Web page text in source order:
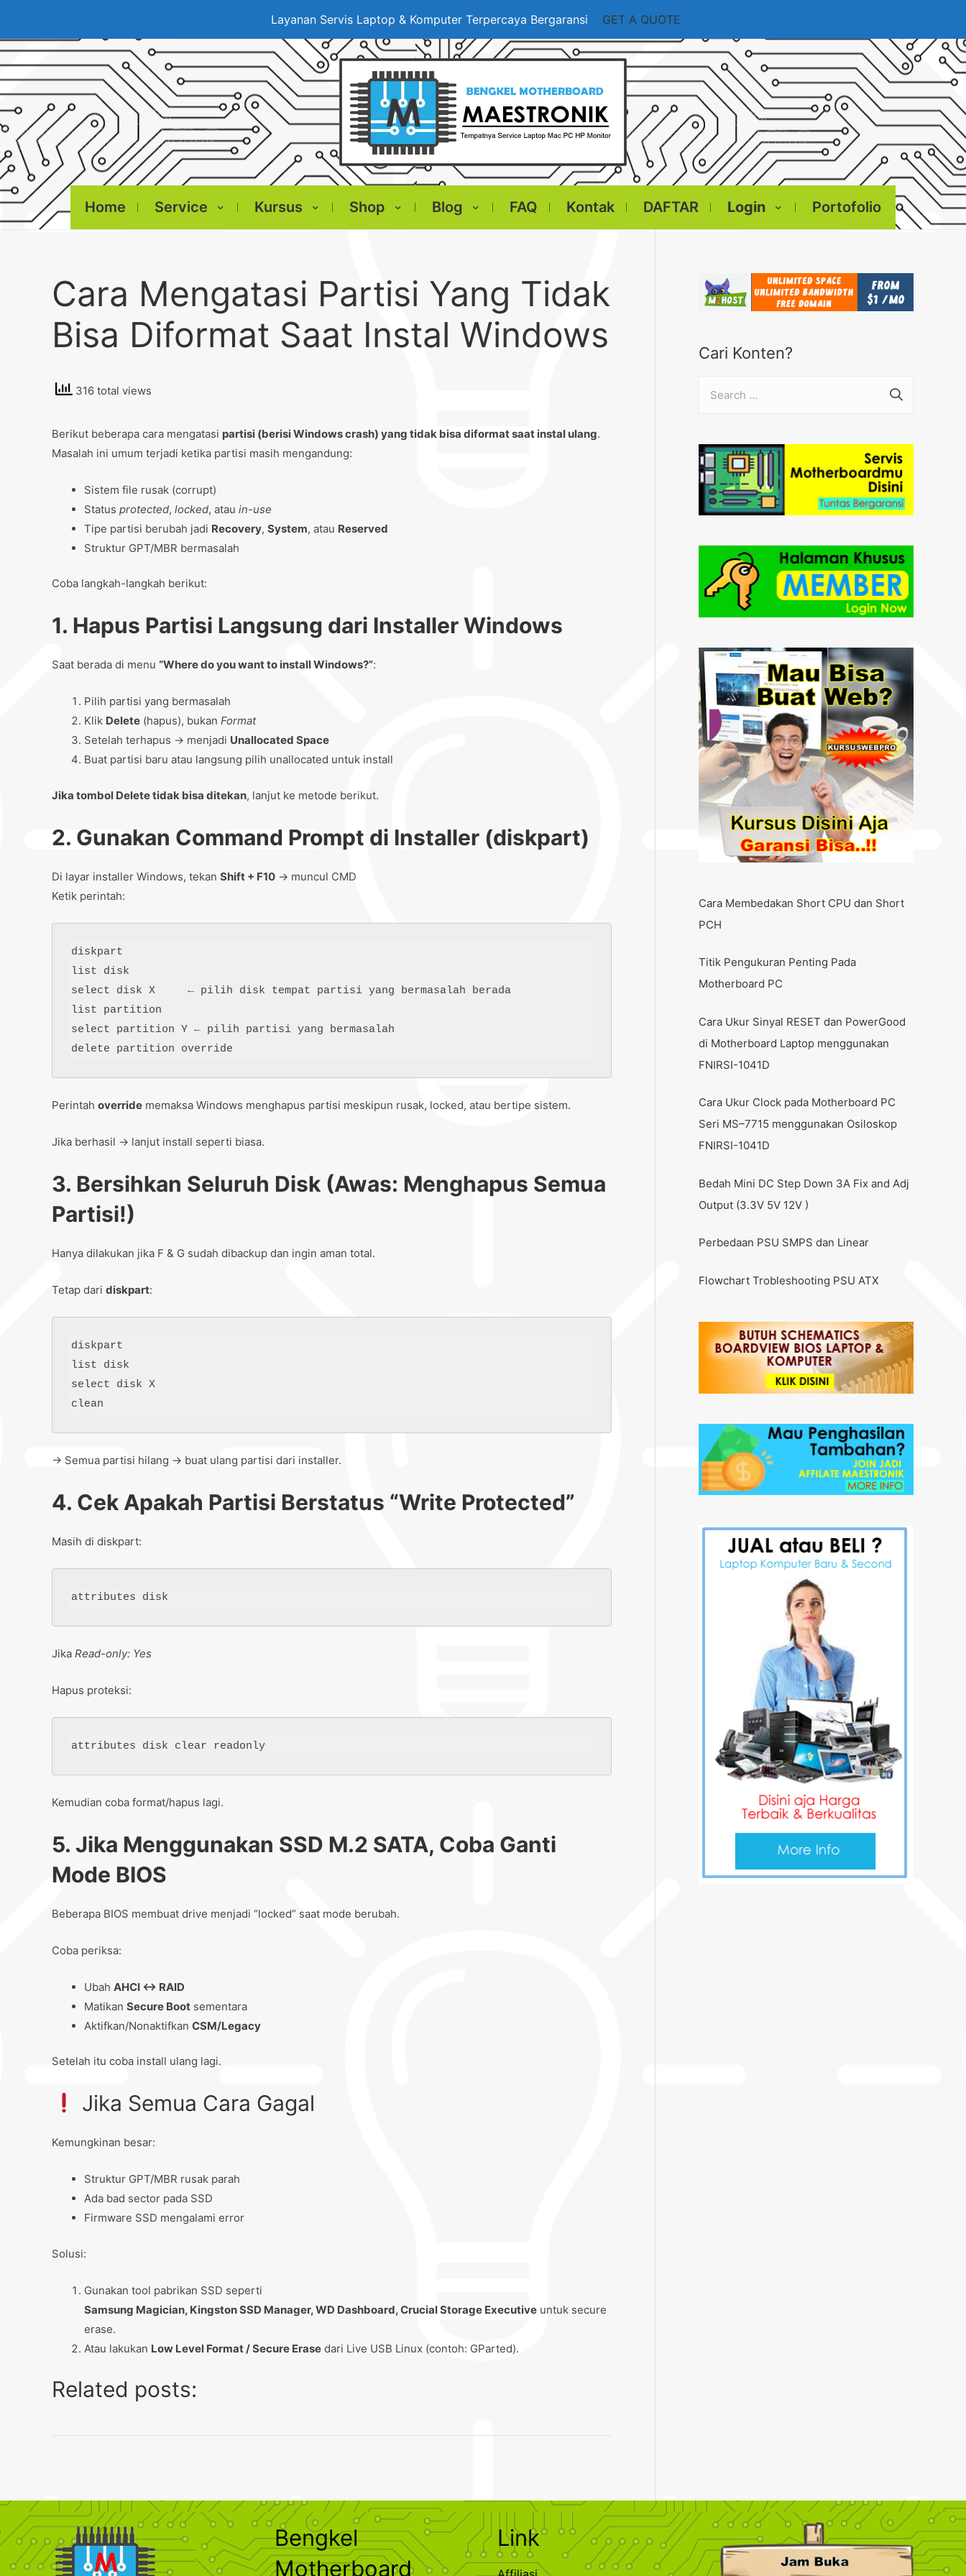
Layanan Servis Laptop & Komputer Terpercaya Bergaransi GET A QUOTE
Home Service Kursus Shop Blog FAQ Kontak DAFTAR Login Portofolio
Cara Mengatasi Partisi Yang Tidak
Bisa Diformat Saat Instal Windows
316 total views
Berikut beberapa cara mengatasi partisi (berisi Windows crash) yang tidak bisa diformat saat instal ulang.
Masalah ini umum terjadi ketika partisi masih mengandung:
Sistem file rusak (corrupt)
Status protected, locked, atau in-use
Tipe partisi berubah jadi Recovery, System, atau Reserved
Struktur GPT/MBR bermasalah
Coba langkah-langkah berikut:
1. Hapus Partisi Langsung dari Installer Windows
Saat berada di menu “Where do you want to install Windows?”:
Pilih partisi yang bermasalah
Klik Delete (hapus), bukan Format
Setelah terhapus → menjadi Unallocated Space
Buat partisi baru atau langsung pilih unallocated untuk install
Jika tombol Delete tidak bisa ditekan, lanjut ke metode berikut.
2. Gunakan Command Prompt di Installer (diskpart)
Di layar installer Windows, tekan Shift + F10 → muncul CMD
Ketik perintah:
diskpart
list disk
select disk X     ← pilih disk tempat partisi yang bermasalah berada
list partition
select partition Y ← pilih partisi yang bermasalah
Perintah override memaksa Windows menghapus partisi meskipun rusak, locked, atau bertipe sistem.
Jika berhasil → lanjut install seperti biasa.
3. Bersihkan Seluruh Disk (Awas: Menghapus Semua
Partisi!)
Hanya dilakukan jika F & G sudah dibackup dan ingin aman total.
Tetap dari diskpart:
diskpart
list disk
select disk X
→ Semua partisi hilang → buat ulang partisi dari installer.
4. Cek Apakah Partisi Berstatus “Write Protected”
Masih di diskpart:
Jika Read-only: Yes
Hapus proteksi:
Kemudian coba format/hapus lagi.
5. Jika Menggunakan SSD M.2 SATA, Coba Ganti
Mode BIOS
Beberapa BIOS membuat drive menjadi “locked” saat mode berubah.
Coba periksa:
Ubah AHCI ↔ RAID
Matikan Secure Boot sementara
Aktifkan/Nonaktifkan CSM/Legacy
Setelah itu coba install ulang lagi.
Jika Semua Cara Gagal
Kemungkinan besar:
Struktur GPT/MBR rusak parah
Ada bad sector pada SSD
Firmware SSD mengalami error
Solusi:
Gunakan tool pabrikan SSD seperti
Samsung Magician, Kingston SSD Manager, WD Dashboard, Crucial Storage Executive untuk secure
erase.
Atau lakukan Low Level Format / Secure Erase dari Live USB Linux (contoh: GParted).
Related posts:
Cari Konten?
Cara Membedakan Short CPU dan Short
PCH
Titik Pengukuran Penting Pada
Motherboard PC
Cara Ukur Sinyal RESET dan PowerGood
di Motherboard Laptop menggunakan
FNIRSI-1041D
Cara Ukur Clock pada Motherboard PC
Seri MS–7715 menggunakan Osiloskop
FNIRSI-1041D
Bedah Mini DC Step Down 3A Fix and Adj
Output (3.3V 5V 12V )
Perbedaan PSU SMPS dan Linear
Flowchart Trobleshooting PSU ATX
Bengkel
Motherboard
Link